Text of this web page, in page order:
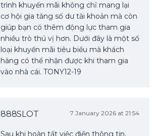
trình khuyến mãi không chỉ mang lại
cơ hội gia tăng số dư tài khoản mà còn
giúp bạn có thêm động lực tham gia
nhiều trò thú vị hơn. Dưới đây là một số
loại khuyến mãi tiêu biểu mà khách
hàng có thể nhận được khi tham gia
vào nhà cái. TONY12-19
888SLOT 7 January 2026 at 21:54
Sau khi hoàn tất việc điền thông tin,